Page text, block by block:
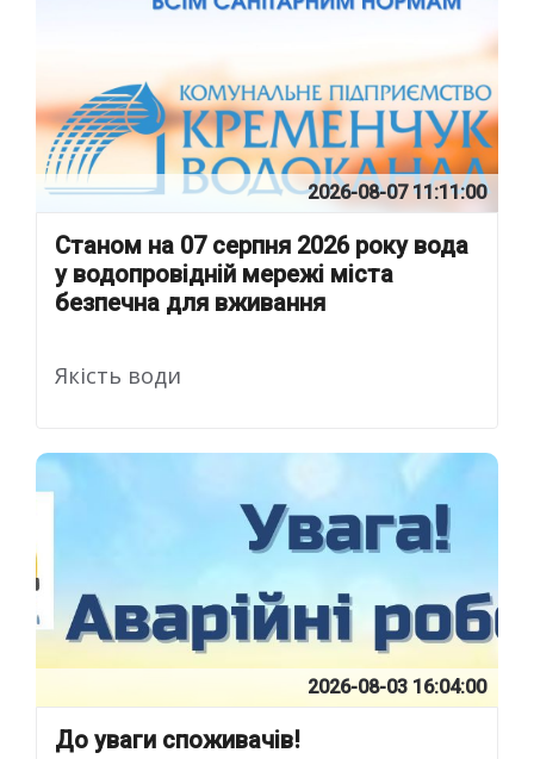
2026-08-07 11:11:00
Станом на 07 серпня 2026 року вода
у водопровідній мережі міста
безпечна для вживання
Якість води
2026-08-03 16:04:00
До уваги споживачів!